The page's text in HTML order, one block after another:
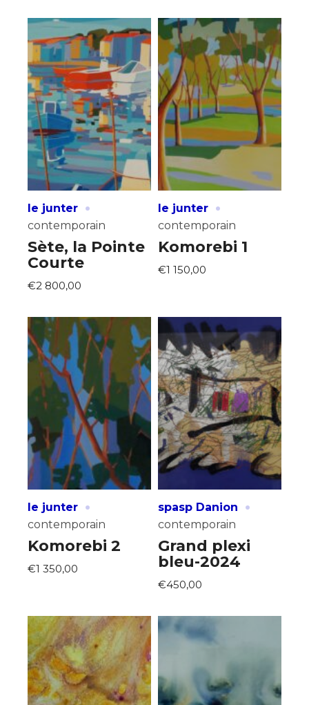
le junter ·
contemporain
Sète, la Pointe
Courte
€2 800,00
le junter ·
contemporain
Komorebi 1
€1 150,00
le junter ·
contemporain
Komorebi 2
€1 350,00
spasp Danion ·
contemporain
Grand plexi
bleu-2024
€450,00